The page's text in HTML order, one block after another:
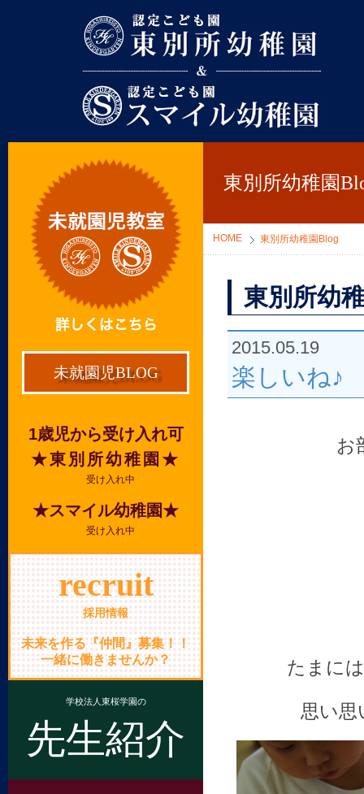
東別所幼稚園
HOME 東別所幼稚園Blog
東別所幼
2015.05.19
楽しいね♪
お
たまに
思い思
未就園児BLOG
1歳児から受け入れ可
★東別所幼稚園★
受け入れ中
★スマイル幼稚園★
受け入れ中
recruit
採用情報
未来を作る『仲間』募集！！
一緒に働きませんか？
学校法人東桜学園の
先生紹介